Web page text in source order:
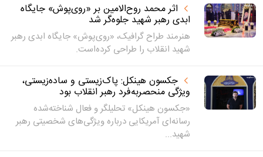
اثر محمد روح‌الامین بر «روی‌پوش» جایگاه
ابدی رهبر شهید جلوه‌گر شد
هنرمند طراح گرافیک، «روی‌پوش» جایگاه ابدی رهبر
شهید انقلاب را طراحی کرده‌است.
جکسون هینکل: پاک‌زیستی و ساده‌زیستی،
ویژگی منحصربه‌فرد رهبر انقلاب بود
«جکسون هینکل» تحلیلگر و فعال شناخته‌شده
رسانه‌ای آمریکایی درباره ویژگی‌های شخصیتی رهبر
شهید...